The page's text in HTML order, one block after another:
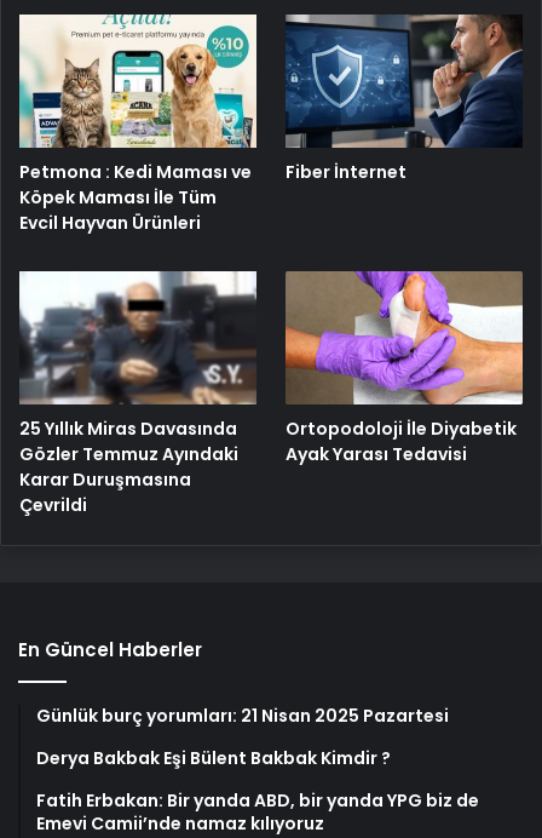
Petmona : Kedi Maması ve
Köpek Maması İle Tüm
Evcil Hayvan Ürünleri
Fiber İnternet
25 Yıllık Miras Davasında
Gözler Temmuz Ayındaki
Karar Duruşmasına
Çevrildi
Ortopodoloji İle Diyabetik
Ayak Yarası Tedavisi
En Güncel Haberler
Günlük burç yorumları: 21 Nisan 2025 Pazartesi
Derya Bakbak Eşi Bülent Bakbak Kimdir ?
Fatih Erbakan: Bir yanda ABD, bir yanda YPG biz de
Emevi Camii’nde namaz kılıyoruz